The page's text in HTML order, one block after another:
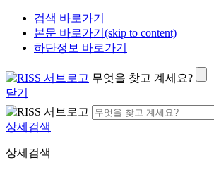
검색 바로가기
본문 바로가기(skip to content)
하단정보 바로가기
무엇을 찾고 계세요?
닫기
상세검색
상세검색